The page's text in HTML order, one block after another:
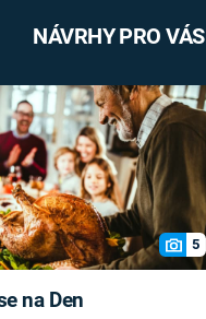
NÁVRHY PRO VÁS
5
na Den